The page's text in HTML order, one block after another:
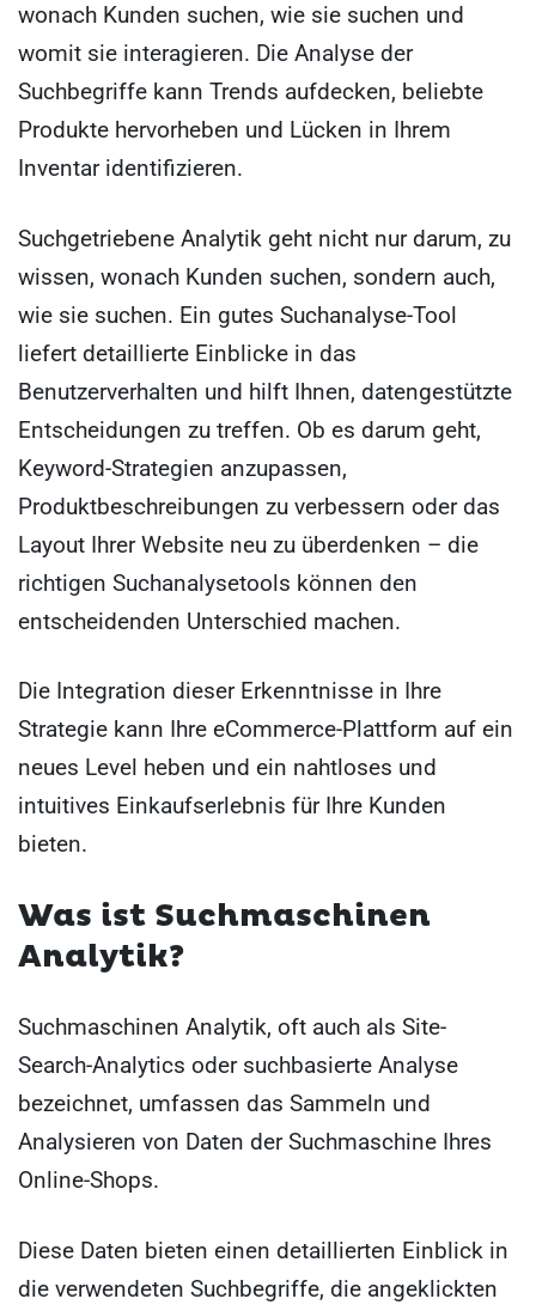
wonach Kunden suchen, wie sie suchen und
womit sie interagieren. Die Analyse der
Suchbegriffe kann Trends aufdecken, beliebte
Produkte hervorheben und Lücken in Ihrem
Inventar identifizieren.
Suchgetriebene Analytik geht nicht nur darum, zu
wissen, wonach Kunden suchen, sondern auch,
wie sie suchen. Ein gutes Suchanalyse-Tool
liefert detaillierte Einblicke in das
Benutzerverhalten und hilft Ihnen, datengestützte
Entscheidungen zu treffen. Ob es darum geht,
Keyword-Strategien anzupassen,
Produktbeschreibungen zu verbessern oder das
Layout Ihrer Website neu zu überdenken – die
richtigen Suchanalysetools können den
entscheidenden Unterschied machen.
Die Integration dieser Erkenntnisse in Ihre
Strategie kann Ihre eCommerce-Plattform auf ein
neues Level heben und ein nahtloses und
intuitives Einkaufserlebnis für Ihre Kunden
bieten.
Was ist Suchmaschinen
Analytik?
Suchmaschinen Analytik, oft auch als Site-
Search-Analytics oder suchbasierte Analyse
bezeichnet, umfassen das Sammeln und
Analysieren von Daten der Suchmaschine Ihres
Online-Shops.
Diese Daten bieten einen detaillierten Einblick in
die verwendeten Suchbegriffe, die angeklickten